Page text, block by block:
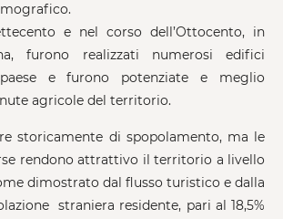
e nel corso dell’Ottocento, in
furono realizzati numerosi edifici
e furono potenziate e meglio
agricole del territorio.
storicamente di spopolamento, ma le
rendono attrattivo il territorio a livello
dimostrato dal flusso turistico e dalla
straniera residente, pari al 18,5%